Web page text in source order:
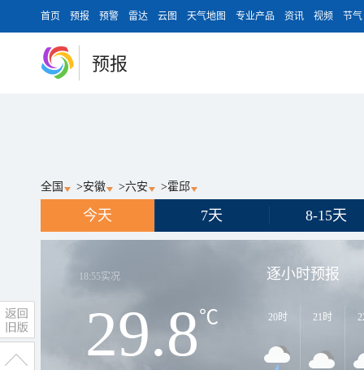
首页 预报 预警 雷达 云图 天气地图 专业产品 资讯 视频 节气
预报
全国 >安徽 >六安 >霍邱
今天 7天 8-15天
18:55实况
29.8℃
逐小时预报
20时 21时